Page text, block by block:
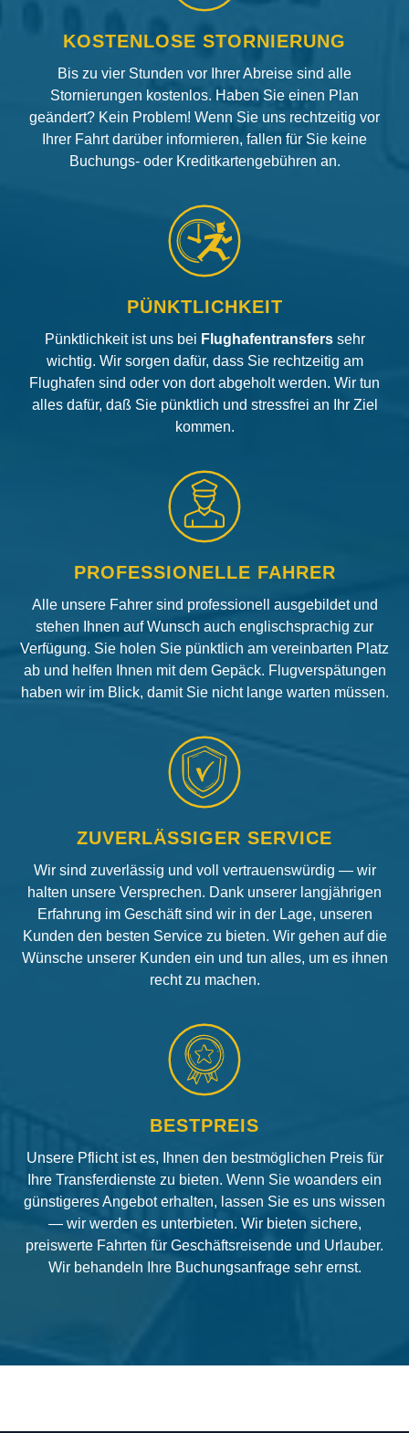
KOSTENLOSE STORNIERUNG
Bis zu vier Stunden vor Ihrer Abreise sind alle
Stornierungen kostenlos. Haben Sie einen Plan
geändert? Kein Problem! Wenn Sie uns rechtzeitig vor
Ihrer Fahrt darüber informieren, fallen für Sie keine
Buchungs- oder Kreditkartengebühren an.
PÜNKTLICHKEIT
Pünktlichkeit ist uns bei Flughafentransfers sehr
wichtig. Wir sorgen dafür, dass Sie rechtzeitig am
Flughafen sind oder von dort abgeholt werden. Wir tun
alles dafür, daß Sie pünktlich und stressfrei an Ihr Ziel
kommen.
PROFESSIONELLE FAHRER
Alle unsere Fahrer sind professionell ausgebildet und
stehen Ihnen auf Wunsch auch englischsprachig zur
Verfügung. Sie holen Sie pünktlich am vereinbarten Platz
ab und helfen Ihnen mit dem Gepäck. Flugverspätungen
haben wir im Blick, damit Sie nicht lange warten müssen.
ZUVERLÄSSIGER SERVICE
Wir sind zuverlässig und voll vertrauenswürdig — wir
halten unsere Versprechen. Dank unserer langjährigen
Erfahrung im Geschäft sind wir in der Lage, unseren
Kunden den besten Service zu bieten. Wir gehen auf die
Wünsche unserer Kunden ein und tun alles, um es ihnen
recht zu machen.
BESTPREIS
Unsere Pflicht ist es, Ihnen den bestmöglichen Preis für
Ihre Transferdienste zu bieten. Wenn Sie woanders ein
günstigeres Angebot erhalten, lassen Sie es uns wissen
— wir werden es unterbieten. Wir bieten sichere,
preiswerte Fahrten für Geschäftsreisende und Urlauber.
Wir behandeln Ihre Buchungsanfrage sehr ernst.